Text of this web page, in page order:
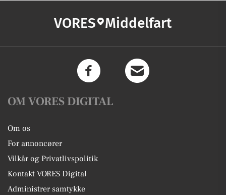
VORES Middelfart
OM VORES DIGITAL
Om os
For annoncører
Vilkår og Privatlivspolitik
Kontakt VORES Digital
Administrer samtykke